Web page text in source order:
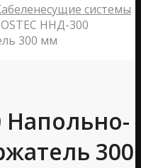
системы
OSTEC ННД-300
300 мм
Напольно-
300